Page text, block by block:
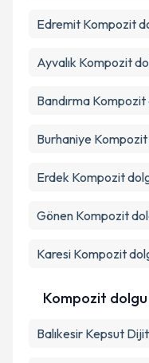
Edremit Kompozit
Ayvalık Kompozit
Bandırma Kompozit
Burhaniye
Erdek Kompozit
Gönen Kompozit
Karesi Kompozit
Kompozit
Balıkesir Kepsut